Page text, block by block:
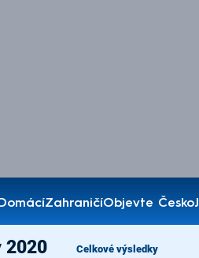
ZahraničíObjevte Česko
2020 Celkové výsledky